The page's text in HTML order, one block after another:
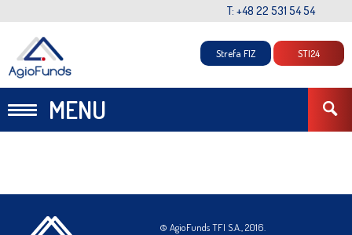
T: +48 22 531 54 54
MENU
Strefa FIZ STI24
© AgioFunds TFI S.A., 2016.